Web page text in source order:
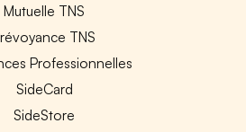
Mutuelle TNS
TNS
Professionnelles
SideCard
SideStore